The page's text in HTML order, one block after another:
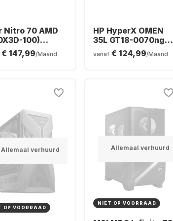
Nitro 70 AMD
100)
Desktop -
Ryzen™ 7
€ 147,99/Maand
HP HyperX OMEN
35L GT18-0070ng
Desktop - Intel®
Core™ Ultra 7-270K0
vanaf € 124,99/Maand
Allemaal verhuurd
OP VOORRAAD
Allemaal verhuurd
NIET OP VOORRAAD